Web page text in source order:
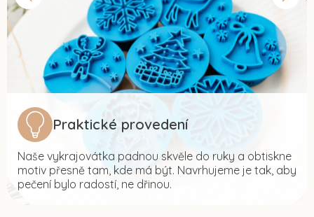
Praktické provedení
Naše vykrajovátka padnou skvěle do ruky a obtiskne
motiv přesně tam, kde má být. Navrhujeme je tak, aby
pečení bylo radostí, ne dřinou.